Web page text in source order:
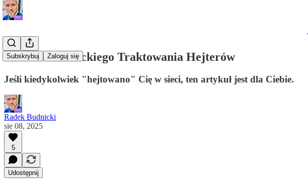
Subskrybuj Zaloguj się
4 Techniki Stoickiego Traktowania Hejterów
Jeśli kiedykolwiek "hejtowano" Cię w sieci, ten artykuł jest dla Ciebie.
Radek Budnicki
sie 08, 2025
5
Udostępnij